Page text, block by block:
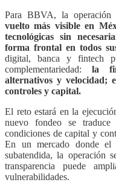
Para BBVA, la operación
vuelto más visible en
tecnológicas sin
forma frontal en todos
digital, banca y fintech
complementariedad:la
alternativos y velocidad;
controles y capital.
El reto estará en la
nuevo fondeo se traduce
condiciones de capital y
En un mercado donde el
subatendida, la operación
transparencia puede
vulnerabilidades.